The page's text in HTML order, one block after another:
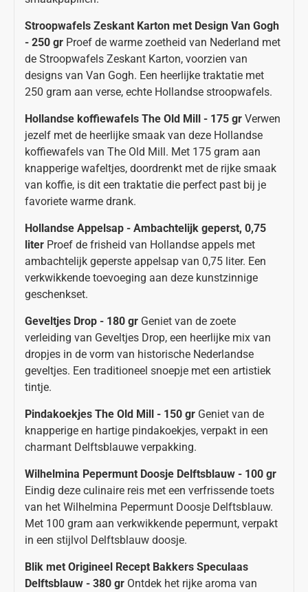
Stroopwafels Zeskant Karton met Design Van Gogh
- 250 gr Proef de warme zoetheid van Nederland met
de Stroopwafels Zeskant Karton, voorzien van
designs van Van Gogh. Een heerlijke traktatie met
250 gram aan verse, echte Hollandse stroopwafels.
Hollandse koffiewafels The Old Mill - 175 gr Verwen
jezelf met de heerlijke smaak van deze Hollandse
koffiewafels van The Old Mill. Met 175 gram aan
knapperige wafeltjes, doordrenkt met de rijke smaak
van koffie, is dit een traktatie die perfect past bij je
favoriete warme drank.
Hollandse Appelsap - Ambachtelijk geperst, 0,75
liter Proef de frisheid van Hollandse appels met
ambachtelijk geperste appelsap van 0,75 liter. Een
verkwikkende toevoeging aan deze kunstzinnige
geschenkset.
Geveltjes Drop - 180 gr Geniet van de zoete
verleiding van Geveltjes Drop, een heerlijke mix van
dropjes in de vorm van historische Nederlandse
geveltjes. Een traditioneel snoepje met een artistiek
tintje.
Pindakoekjes The Old Mill - 150 gr Geniet van de
knapperige en hartige pindakoekjes, verpakt in een
charmant Delftsblauwe verpakking.
Wilhelmina Pepermunt Doosje Delftsblauw - 100 gr
Eindig deze culinaire reis met een verfrissende toets
van het Wilhelmina Pepermunt Doosje Delftsblauw.
Met 100 gram aan verkwikkende pepermunt, verpakt
in een stijlvol Delftsblauw doosje.
Blik met Origineel Recept Bakkers Speculaas
Delftsblauw - 380 gr Ontdek het rijke aroma van